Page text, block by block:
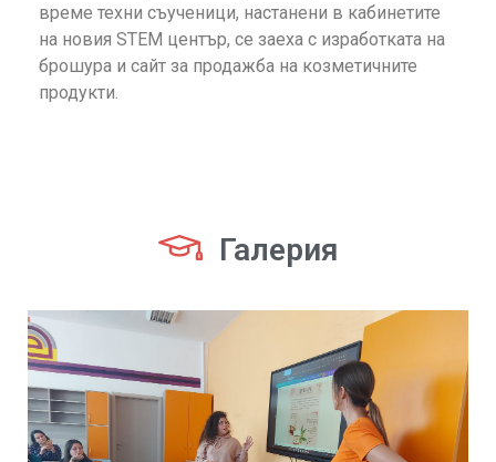
време техни съученици, настанени в кабинетите
на новия STEM център, се заеха с изработката на
брошура и сайт за продажба на козметичните
продукти.
Галерия